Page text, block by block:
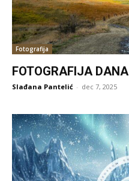
Fotografija
FOTOGRAFIJA DANA
Slađana Pantelić - dec 7, 2025